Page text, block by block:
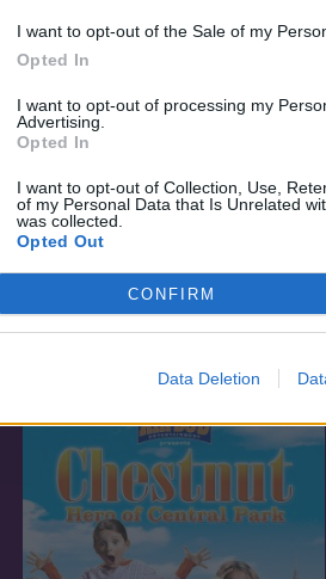
I want to opt-out of the Sale of my
Opted In
I want to opt-out of processing my
Advertising.
Opted In
I want to opt-out of Collection, Use,
of my Personal Data that Is Unrelated
was collected.
Opted Out
CONFIRM
Data Deletion
2015 7.1
Bérhaverok